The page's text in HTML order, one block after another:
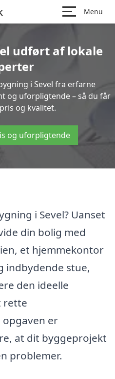
Menu
udført af lokale
i Sevel fra erfarne
og uforpligtende – så du får
og kvalitet.
og uforpligtende
i Sevel? Uanset
din bolig med
et hjemmekontor
indbydende stue,
den ideelle
rette
er
at dit byggeprojekt
problemer.